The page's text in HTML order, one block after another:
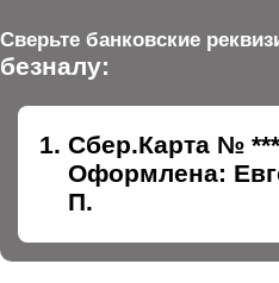
Сверьте банковские
безналу:
Сбер.Карта №
Оформлена:
П.